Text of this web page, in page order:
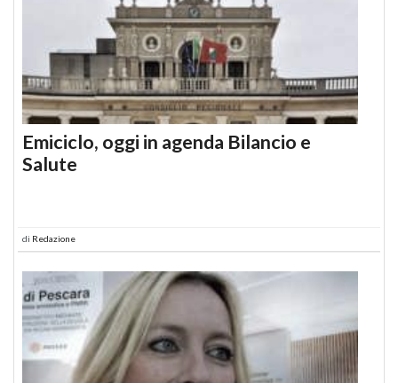
Emiciclo, oggi in agenda Bilancio e
Salute
di Redazione